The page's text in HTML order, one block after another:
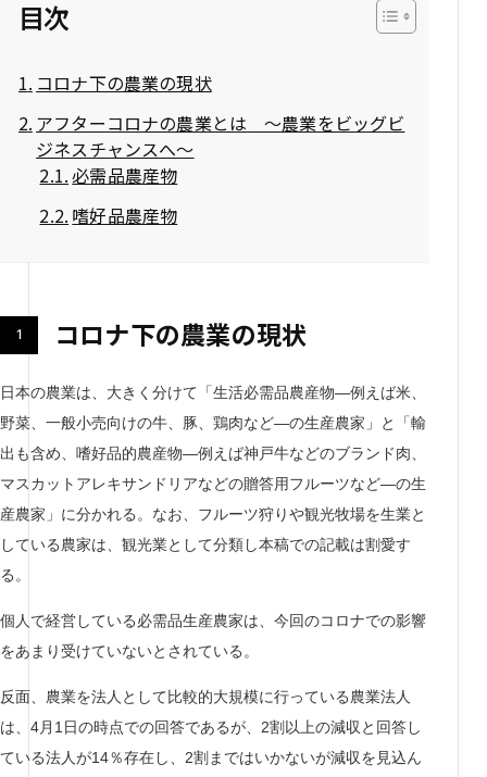
目次
コロナ下の農業の現状
アフターコロナの農業とは ～農業をビッグビ
ジネスチャンスへ～
必需品農産物
嗜好品農産物
コロナ下の農業の現状
日本の農業は、大きく分けて「生活必需品農産物―例えば米、
野菜、一般小売向けの牛、豚、鶏肉など―の生産農家」と「輸
出も含め、嗜好品的農産物―例えば神戸牛などのブランド肉、
マスカットアレキサンドリアなどの贈答用フルーツなど―の生
産農家」に分かれる。なお、フルーツ狩りや観光牧場を生業と
している農家は、観光業として分類し本稿での記載は割愛す
る。
個人で経営している必需品生産農家は、今回のコロナでの影響
をあまり受けていないとされている。
反面、農業を法人として比較的大規模に行っている農業法人
は、4月1日の時点での回答であるが、2割以上の減収と回答し
ている法人が14％存在し、2割まではいかないが減収を見込ん